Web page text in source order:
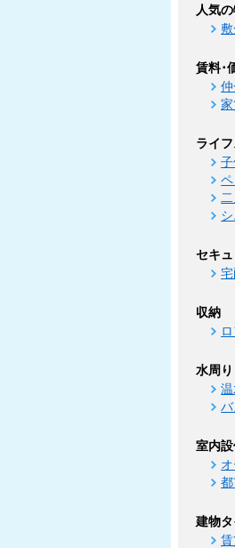
人気
賃料･
ライ
セキ
収納
水周り
室内
建物